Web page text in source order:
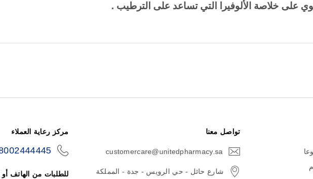
على خلاصة الألوفيرا التي تساعد على الترطيب .
تواصل معنا
customercare@unitedpharmacy.sa
شارع حائل - حي الرويس - جدة - المملكة
مركز رعاية العملاء
للطلبات من الهاتف أو